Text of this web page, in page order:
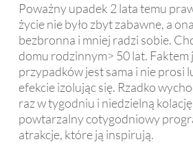
Poważny upadek 2 lata temu
życie nie było zbyt zabawne, a
bezbronna i mniej radzi sobie.
domu rodzinnym> 50 lat. Faktem
przypadków jest sama i nie prosi
efekcie izolując się. Rzadko
raz w tygodniu i niedzielną
powtarzalny cotygodniowy
atrakcje, które ją inspirują.